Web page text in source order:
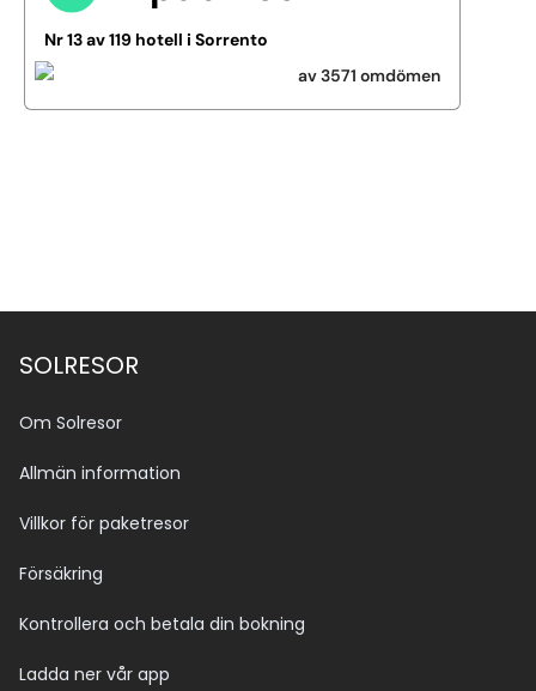
Nr 13 av 119 hotell i Sorrento
av 3571 omdömen
SOLRESOR
Om Solresor
Allmän information
Villkor för paketresor
Försäkring
Kontrollera och betala din bokning
Ladda ner vår app